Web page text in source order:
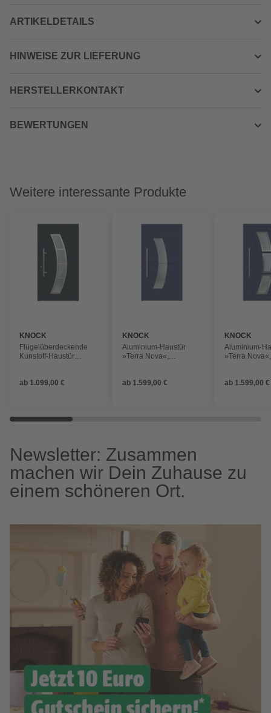
ARTIKELDETAILS
HINWEISE ZUR LIEFERUNG
HERSTELLERKONTAKT
BEWERTUNGEN
Weitere interessante Produkte
KNOCK
Flügelüberdeckende
Kunstoff-Haustür
ab 1.099,00 €
KNOCK
Aluminium-Haustür
»Terra Nova«,
ab 1.599,00 €
KNOCK
Aluminium-
»Terra Nova«,
ab 1.599,00 €
Newsletter: Zusammen
machen wir Dein Zuhause zu
einem schöneren Ort.